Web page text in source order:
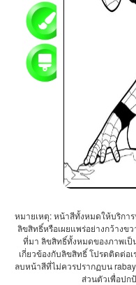
หมายเหตุ: หน้าสีทั้งหมดให้บริกา
ลิขสิทธิ์หรือเผยแพร่อย่างกว้างข
ที่มา ลิขสิทธิ์ทั้งหมดของภาพเป็
เกี่ยวข้องกับลิขสิทธิ์ โปรดติดต่อเ
ลบหน้าสีที่ไม่ควรปรากฏบน
ส่วนตัวเพื่อป